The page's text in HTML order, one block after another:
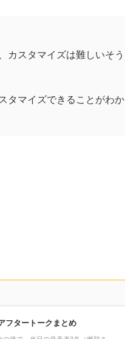
カスタマイズは難しいそう
タマイズできることがわか
フタートークまとめ